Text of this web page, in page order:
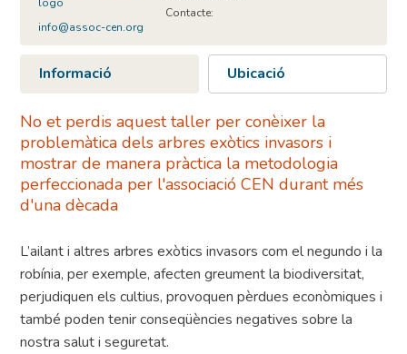
Contacte:
info@assoc-cen.org
Informació Ubicació
No et perdis aquest taller per conèixer la
problemàtica dels arbres exòtics invasors i
mostrar de manera pràctica la metodologia
perfeccionada per l'associació CEN durant més
d'una dècada
L’ailant i altres arbres exòtics invasors com el negundo i la
robínia, per exemple, afecten greument la biodiversitat,
perjudiquen els cultius, provoquen pèrdues econòmiques i
també poden tenir conseqüències negatives sobre la
nostra salut i seguretat.